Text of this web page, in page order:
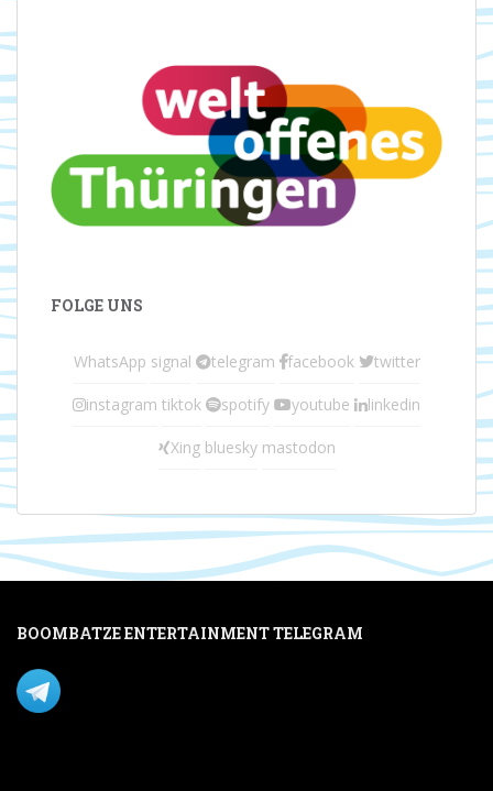
FOLGE UNS
WhatsApp signal telegram facebook twitter
instagram tiktok spotify youtube linkedin
Xing bluesky mastodon
BOOMBATZE ENTERTAINMENT TELEGRAM